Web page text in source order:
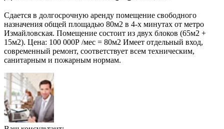
Сдается в долгосрочную аренду помещение свободного
назначения общей площадью 80м2 в 4-х минутах от метро
Измайловская. Помещение состоит из двух блоков (65м2 +
15м2). Цена: 100 000Р /мес = 80м2 Имеет отдельный вход,
современный ремонт, соответствует всем техническим,
санитарным и пожарным нормам.